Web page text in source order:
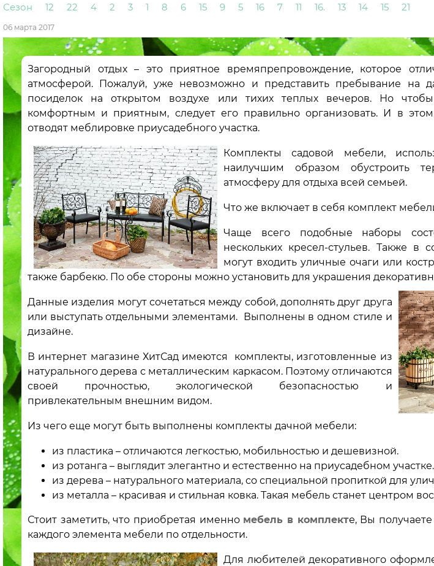
Сезон
12 22 4 2 3 1 8 6 15 9 5 16 7 11 16. 13 14 15 21
06 марта 2017
Загородный отдых – это приятное времяпрепровождение, которое
атмосферой. Пожалуй, уже невозможно и представить пребывание на
посиделок на открытом воздухе или тихих теплых вечеров. Но
комфортным и приятным, следует его правильно организовать. И в
отводят меблировке приусадебного участка.
Комплекты садовой мебели,
наилучшим образом обустроить
атмосферу для отдыха всей семьей.
Что же включает в себя комплект
Чаще всего подобные наборы
нескольких кресел-стульев. Также в
могут входить уличные очаги или
также барбекю. По обе стороны можно установить для украшения
Данные изделия могут сочетаться между собой, дополнять друг друга
или выступать отдельными элементами. Выполнены в одном стиле и
дизайне.
В интернет магазине ХитСад имеются комплекты, изготовленные из
натурального дерева с металлическим каркасом. Поэтому отличаются
своей прочностью, экологической безопасностью и
привлекательным внешним видом.
Из чего еще могут быть выполнены комплекты дачной мебели:
из пластика – отличаются легкостью, мобильностью и дешевизной.
из ротанга – выглядит элегантно и естественно на приусадебном участке.
из дерева – натурального материала, со специальной пропиткой для
из металла – красивая и стильная ковка. Такая мебель станет центром
Стоит заметить, что приобретая именно мебель в комплекте, Вы
каждого элемента мебели по отдельности.
Для любителей декоративного